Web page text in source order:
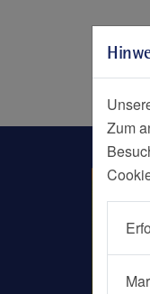
Zum Seitenende
Zum